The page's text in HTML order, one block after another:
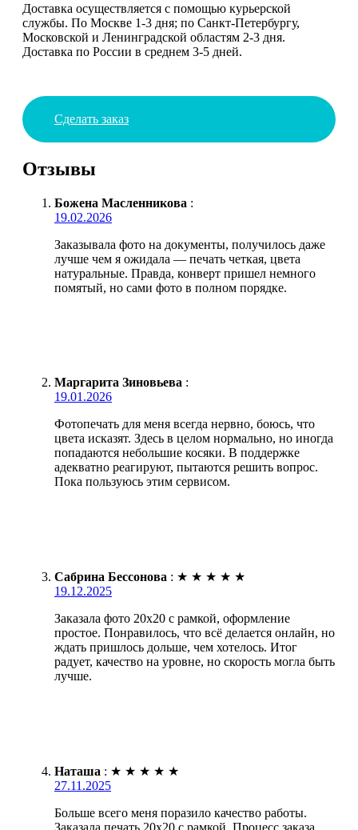
Доставка осуществляется с помощью курьерской
службы. По Москве 1-3 дня; по Санкт-Петербургу,
Московской и Ленинградской областям 2-3 дня.
Доставка по России в среднем 3-5 дней.
Сделать заказ
Отзывы
Божена Масленникова :
19.02.2026
Заказывала фото на документы, получилось даже
лучше чем я ожидала — печать четкая, цвета
натуральные. Правда, конверт пришел немного
помятый, но сами фото в полном порядке.
Маргарита Зиновьева :
19.01.2026
Фотопечать для меня всегда нервно, боюсь, что
цвета исказят. Здесь в целом нормально, но иногда
попадаются небольшие косяки. В поддержке
адекватно реагируют, пытаются решить вопрос.
Пока пользуюсь этим сервисом.
Сабрина Бессонова : ★ ★ ★ ★ ★
19.12.2025
Заказала фото 20х20 с рамкой, оформление
простое. Понравилось, что всё делается онлайн, но
ждать пришлось дольше, чем хотелось. Итог
радует, качество на уровне, но скорость могла быть
лучше.
Наташа : ★ ★ ★ ★ ★
27.11.2025
Больше всего меня поразило качество работы.
Заказала печать 20х20 с рамкой. Процесс заказа